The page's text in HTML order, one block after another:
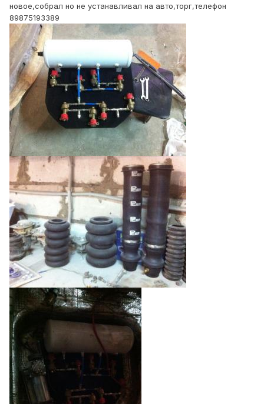
новое,собрал но не устанавливал на авто,торг,телефон
89875193389